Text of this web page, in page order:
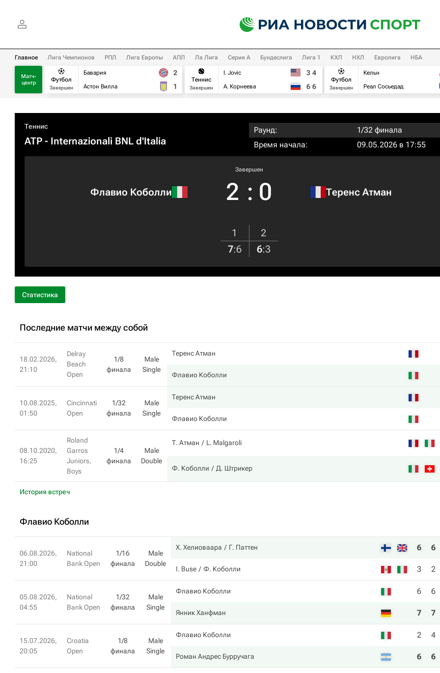
Главное Лига Чемпионов РПЛ Лига Европы АПЛ Ла Лига Серия А Бундеслига Лига 1 КХЛ НХЛ Евролига НБА
Матч-
центр
Футбол
Завершен
Бавария
Астон Вилла
2
1
Теннис
Завершен
I. Jovic
А. Корнеева
3 4
6 6
Футбол
Завершен
Кельн
Реал Сосьедад
Теннис
ATP - Internazionali BNL d'Italia
Раунд:
1/32 финала
Время начала:
09.05.2026 в 17:55
Флавио Коболли
Завершен
2 : 0 Теренс Атман
1
2
7:6 6:3
Статистика
Последние матчи между собой
18.02.2026,
21:10
Delray
Beach
Open
1/8
финала
Male
Single
Теренс Атман
Флавио Коболли
10.08.2025,
01:50
Cincinnati
Open
1/32
финала
Male
Single
Теренс Атман
Флавио Коболли
08.10.2020,
16:25
Roland
Garros
Juniors,
Boys
1/4
финала
Male
Double
Т. Атман L. Malgaroli
Ф. Коболли Д. Штрикер
История встреч
Флавио Коболли
06.08.2026,
21:00
National
Bank Open
1/16
финала
Male
Double
Х. Хелиоваара Г. Паттен 6 6
I. Buse Ф. Коболли 3 2
05.08.2026,
04:55
National
Bank Open
1/32
финала
Male
Single
Флавио Коболли 6 6
Янник Ханфман 7 7
15.07.2026,
20:05
Croatia
Open
1/8
финала
Male
Single
Флавио Коболли 2 4
Роман Андрес Бурручага 6 6